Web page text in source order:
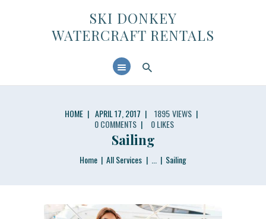
SKI DONKEY
WATERCRAFT RENTALS
HOME APRIL 17, 2017 1895VIEWS
0 COMMENTS 0 LIKES
Sailing
Home All Services ... Sailing
SKI DONKEY WATERCRAFT RENTALS
CONTACTS